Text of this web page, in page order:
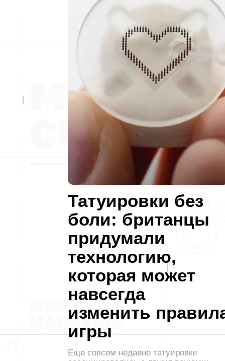
Татуировки без
боли: британцы
придумали
технологию,
которая может
навсегда
изменить
игры
Еще совсем недавно татуировки